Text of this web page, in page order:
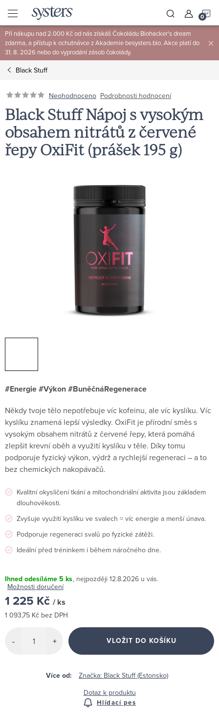
obsah
Při nákupu nad 2.000 Kč od nás získáš Čokoládu Biohacker's dream
zdarma, a přístup k ochutnávce z Akademie besysters.bio. Akce platí do
31. 8. 2026 nebo do vyprodání zásob čokolády.
Black Stuff
Neohodnoceno Podrobnosti hodnocení
Black Stuff Nápoj s vysokým
obsahem nitrátů z červené
řepy OxiFit (prášek 195 g)
#Energie #Výkon #BuněčnáRegenerace
Někdy tvoje tělo nepotřebuje víc kofeinu, ale víc kyslíku. Víc
kyslíku znamená lepší výsledky. OxiFit je přírodní směs s
vysokým obsahem nitrátů z červené řepy, která pomáhá
zlepšit krevní oběh a využití kyslíku v těle. Díky tomu
podporuje fyzický výkon, výdrž a rychlejší regeneraci – a to
bez chemických nakopávačů.
Kvalitní okysličení tkání a mitochondriální aktivita jsou základem
dlouhověkosti.
Zvyšuje využití kyslíku ve svalech = víc energie a menší únava.
Podporuje regeneraci svalů po fyzické zátěži.
Ideální před tréninkem i během náročného dne.
Ihned odesíláme5 ks
12.8.2026
Možnosti doručení
1 225 Kč / ks
1 093,75 Kč bez DPH
VLOŽIT DO KOŠÍKU
Značka: Black Stuff (Estonsko)
Dotaz k produktu
Hlídací pes